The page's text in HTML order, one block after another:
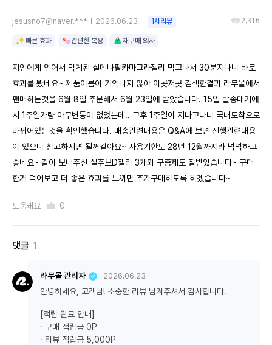
jesusno7@naver.*** 2026.06.23 1차리뷰 2,316
빠른 효과 간편한 복용 재구매 의사
지인에게 얻어서 먹게된 실데나필카마그라젤리 먹고나서 30분지나니 바로
효과를 봤네요~ 제품이름이 기억나지 않아 이곳저곳 검색한결과 라무몰에서
팬매하는것을 6월 8일 주문해서 6월 23일에 받았습니다. 15일 발송대기에
서 1주일가량 아무변동이 없었는데.. 그후 1주일이 지나고나니 국내도착으로
바뀌어있는것을 확인했습니다. 배송관련내용은 Q&A에 보면 진행관련내용
이 있으니 참고하시면 될꺼같아요~ 사용기한도 28년 12월까지라 넉넉하고
좋네요~ 같이 보내주신 실주브D젤리 3개와 구충제도 잘받았습니다~ 구매
한거 먹어보고 더 좋은 효과를 느끼면 추가구매하도록 하겠습니다~
도움돼요 0
댓글 1
라무몰 관리자 2026.06.23
안녕하세요, 고객님! 소중한 리뷰 남겨주셔서 감사합니다.
[적립 완료 안내]
· 구매 적립금 0P
· 리뷰 적립금 5,000P